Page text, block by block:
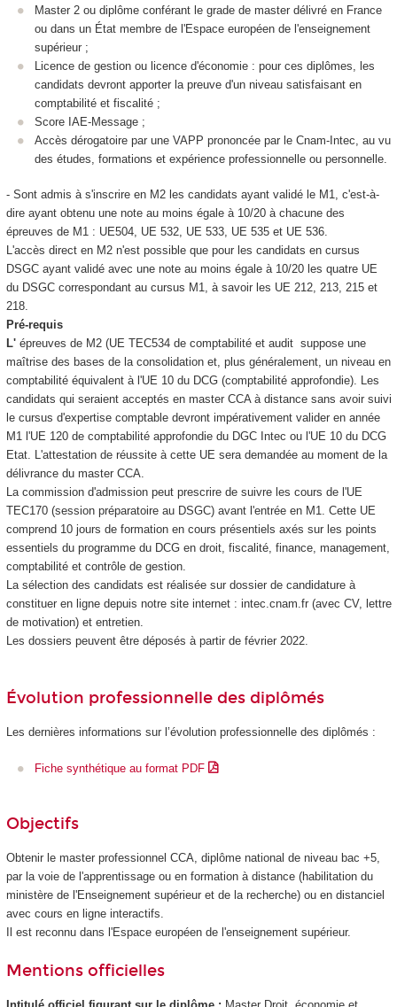
Master 2 ou diplôme conférant le grade de master délivré en France
ou dans un État membre de l'Espace européen de l'enseignement
supérieur ;
Licence de gestion ou licence d'économie : pour ces diplômes, les
candidats devront apporter la preuve d'un niveau satisfaisant en
comptabilité et fiscalité ;
Score IAE-Message ;
Accès dérogatoire par une VAPP prononcée par le Cnam-Intec, au vu
des études, formations et expérience professionnelle ou personnelle.
- Sont admis à s'inscrire en M2 les candidats ayant validé le M1, c'est-à-
dire ayant obtenu une note au moins égale à 10/20 à chacune des
épreuves de M1 : UE504, UE 532, UE 533, UE 535 et UE 536.
L'accès direct en M2 n'est possible que pour les candidats en cursus
DSGC ayant validé avec une note au moins égale à 10/20 les quatre UE
du DSGC correspondant au cursus M1, à savoir les UE 212, 213, 215 et
218.
Pré-requis
L'épreuves de M2 (UE TEC534 de comptabilité et audit suppose une
maîtrise des bases de la consolidation et, plus généralement, un niveau en
comptabilité équivalent à l'UE 10 du DCG (comptabilité approfondie). Les
candidats qui seraient acceptés en master CCA à distance sans avoir suivi
le cursus d'expertise comptable devront impérativement valider en année
M1 l'UE 120 de comptabilité approfondie du DGC Intec ou l'UE 10 du DCG
Etat. L'attestation de réussite à cette UE sera demandée au moment de la
délivrance du master CCA.
La commission d'admission peut prescrire de suivre les cours de l'UE
TEC170 (session préparatoire au DSGC) avant l'entrée en M1. Cette UE
comprend 10 jours de formation en cours présentiels axés sur les points
essentiels du programme du DCG en droit, fiscalité, finance, management,
comptabilité et contrôle de gestion.
La sélection des candidats est réalisée sur dossier de candidature à
constituer en ligne depuis notre site internet : intec.cnam.fr (avec CV, lettre
de motivation) et entretien.
Les dossiers peuvent être déposés à partir de février 2022.
Évolution professionnelle des diplômés
Les dernières informations sur l’évolution professionnelle des diplômés :
Fiche synthétique au format PDF
Objectifs
Obtenir le master professionnel CCA, diplôme national de niveau bac +5,
par la voie de l'apprentissage ou en formation à distance (habilitation du
ministère de l'Enseignement supérieur et de la recherche) ou en distanciel
avec cours en ligne interactifs.
Il est reconnu dans l'Espace européen de l'enseignement supérieur.
Mentions officielles